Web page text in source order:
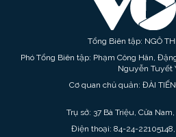
Tổng Biên tập: NGÔ
Phó Tổng Biên tập: Phạm Công Hân,
Nguyễn Tuyết
Cơ quan chủ quản: ĐÀI
Trụ sở: 37 Bà Triệu, Cửa
Điện thoại: 84-24-22105148,